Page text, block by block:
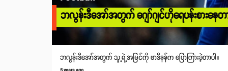
ဘလွန်းဒီအော်အတွက် ဂျော်ဂျင်ဟိုရေပန်းစားနေ
ဘလွန်းဒီအော်အတွက် သူ့ရဲ့အမြင်ကို ဖာဒီနန်က ပြောကြားခဲ့တာပါ။